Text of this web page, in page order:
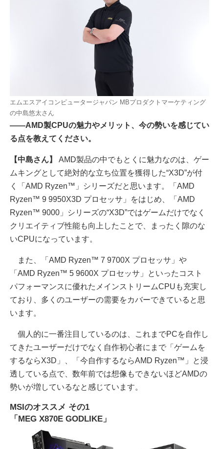
エムエスアイコンピュータージャパン MBプロダクトマーケティング
の中島悠太さん
――AMD製CPUの魅力やメリット、今の勢いを感じてい
る点を教えてください。
【中島さん】
AMD製品の中でもとくに魅力なのは、ゲー
ムキングとして絶対的な立ち位置を獲得した“X3D”が付
く「AMD Ryzen™」シリーズだと思います。「AMD
Ryzen™ 9 9950X3D プロセッサ」をはじめ、「AMD
Ryzen™ 9000」シリーズの“X3D”ではゲームだけでなく
クリエイティブ性能も向上したことで、まったく隙のな
いCPUになっています。
また、「AMD Ryzen™ 7 9700X プロセッサ」や
「AMD Ryzen™ 5 9600X プロセッサ」といったコスト
パフォーマンスに優れたメインストリームCPUも充実し
ており、多くのユーザーの需要をカバーできていると思
います。
個人的に一番注目しているのは、これまでPCを自作し
てきたユーザーだけでなく自作初心者にまで「ゲームを
するならX3D」、「今自作するならAMD Ryzen™」と浸
透している点で、数年前では想像もできないほどAMDの
勢いが増しているなと感じています。
MSIのオススメ その1
「MEG X870E GODLIKE」